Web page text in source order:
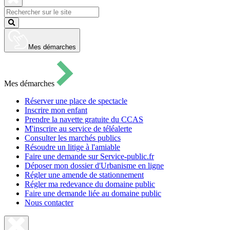
ouvrir
le
formulaire
Fermer
la
recherche
Lancer
la
Mes démarches
Mes démarches
Réserver une place de spectacle
Inscrire mon enfant
Prendre la navette gratuite du CCAS
M'inscrire au service de téléalerte
Consulter les marchés publics
Résoudre un litige à l'amiable
Faire une demande sur Service-public.fr
Déposer mon dossier d'Urbanisme en ligne
Régler une amende de stationnement
Régler ma redevance du domaine public
Faire une demande liée au domaine public
Nous contacter